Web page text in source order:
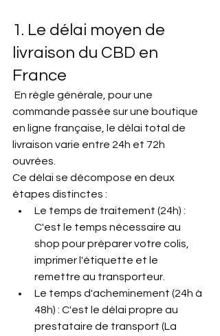
1. Le délai moyen de
livraison du CBD en
France
commande passée sur une boutique
en ligne française, le délai total de
livraison varie entre 24h et 72h
ouvrées.
Ce délai se décompose en deux
étapes distinctes :
Le temps de traitement (24h) :
C'est le temps nécessaire au
shop pour préparer votre colis,
imprimer l'étiquette et le
remettre au transporteur.
Le temps d'acheminement (24h à
48h) : C'est le délai propre au
prestataire de transport (La